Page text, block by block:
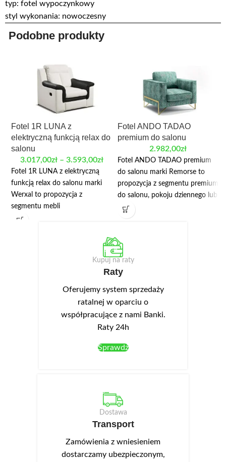
typ: fotel wypoczynkowy
styl wykonania: nowoczesny
Podobne produkty
Fotel 1R LUNA z
elektryczną funkcją relax do
salonu
3.017,00zł – 3.593,00zł
Fotel 1R LUNA z elektryczną
funkcją relax do salonu marki
Werxal to propozycja z
segmentu mebli
wypoczynkowych do salonu,
strefy wypoczynku. Krótki opis
informacje zakupowe: rodzaj
potwierdzone cechy produktu
(Rozkładane: Nie; Pojemnik:
NIE; Szerokość mebla (cm):
Fotel ANDO TADAO
premium do salonu
2.982,00zł
Fotel ANDO TADAO premium
do salonu marki Remorse to
propozycja z segmentu premium
do salonu, pokoju dziennego lub
reprezentacyjnej strefy
wypoczynku. Krótki opis
informacje zakupowe: rodzaj
mebla, zastosowanie oraz
potwierdzone cechy produktu
(Rozkładane: Nie; Pojemnik:
NIE; Szerokość mebla (cm):
103). Komunikacja pozostaje
elegancka i konkretna, bez
parametrów.
Kupuj na raty
Raty
Oferujemy system sprzedaży
ratalnej w oparciu o
współpracujące z nami Banki.
Raty 24h
Sprawdź
Dostawa
Transport
Zamówienia z wniesieniem
dostarczamy ubezpieczonym,